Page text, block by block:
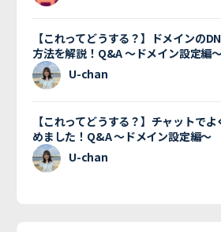
【これってどうする？】ドメインの
方法を解説！Q&A 〜ドメイン設定編
U-chan
【これってどうする？】チャットで
めました！Q&A 〜ドメイン設定編〜
U-chan